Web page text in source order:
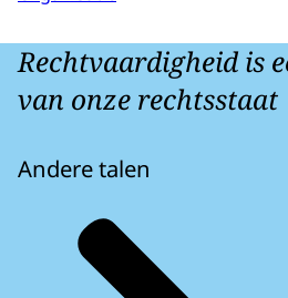
Rechtvaardigheid is
van onze rechtsstaat
Andere talen